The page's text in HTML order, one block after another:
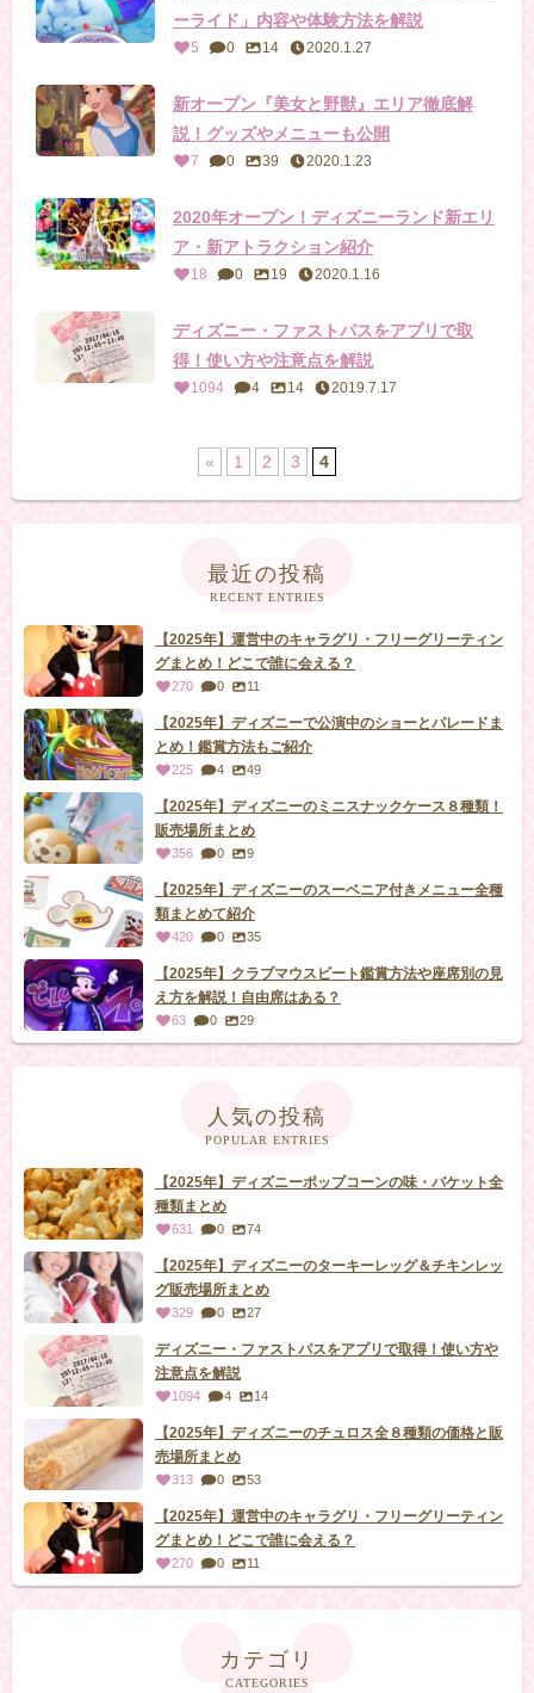
ーライド」内容や体験方法を解説
5 0 14 2020.1.27
新オープン『美女と野獣』エリア徹底解
説！グッズやメニューも公開
7 0 39 2020.1.23
2020年オープン！ディズニーランド新エリ
ア・新アトラクション紹介
18 0 19 2020.1.16
ディズニー・ファストパスをアプリで取
得！使い方や注意点を解説
1094 4 14 2019.7.17
« 1 2 3 4
最近の投稿
RECENT ENTRIES
【2025年】運営中のキャラグリ・フリーグリーティン
グまとめ！どこで誰に会える？
270 0 11
【2025年】ディズニーで公演中のショーとパレードま
とめ！鑑賞方法もご紹介
225 4 49
【2025年】ディズニーのミニスナックケース８種類！
販売場所まとめ
356 0 9
【2025年】ディズニーのスーベニア付きメニュー全種
類まとめて紹介
420 0 35
【2025年】クラブマウスビート鑑賞方法や座席別の見
え方を解説！自由席はある？
63 0 29
人気の投稿
POPULAR ENTRIES
【2025年】ディズニーポップコーンの味・バケット全
種類まとめ
631 0 74
【2025年】ディズニーのターキーレッグ＆チキンレッ
グ販売場所まとめ
329 0 27
ディズニー・ファストパスをアプリで取得！使い方や
注意点を解説
1094 4 14
【2025年】ディズニーのチュロス全８種類の価格と販
売場所まとめ
313 0 53
【2025年】運営中のキャラグリ・フリーグリーティン
グまとめ！どこで誰に会える？
270 0 11
カテゴリ
CATEGORIES